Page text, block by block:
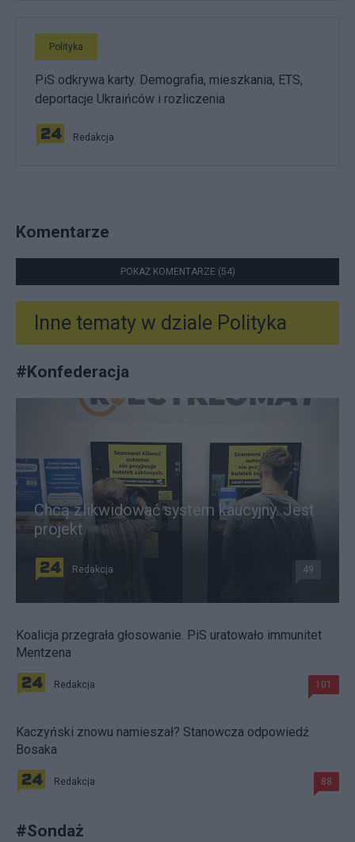
Polityka
PiS odkrywa karty. Demografia, mieszkania, ETS,
deportacje Ukraińców i rozliczenia
Redakcja
Komentarze
POKAŻ KOMENTARZE (54)
Inne tematy w dziale Polityka
#Konfederacja
Chcą zlikwidować system kaucyjny. Jest
projekt
Redakcja 49
Koalicja przegrała głosowanie. PiS uratowało immunitet
Mentzena
Redakcja 101
Kaczyński znowu namieszał? Stanowcza odpowiedź
Bosaka
Redakcja 88
#Sondaż